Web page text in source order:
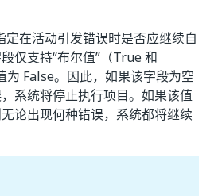
定在活动引发错误时是否应继续自
仅支持“布尔值”（True 和
为 False。因此，如果该字段为空
系统将停止执行项目。如果该值
论出现何种错误，系统都将继续